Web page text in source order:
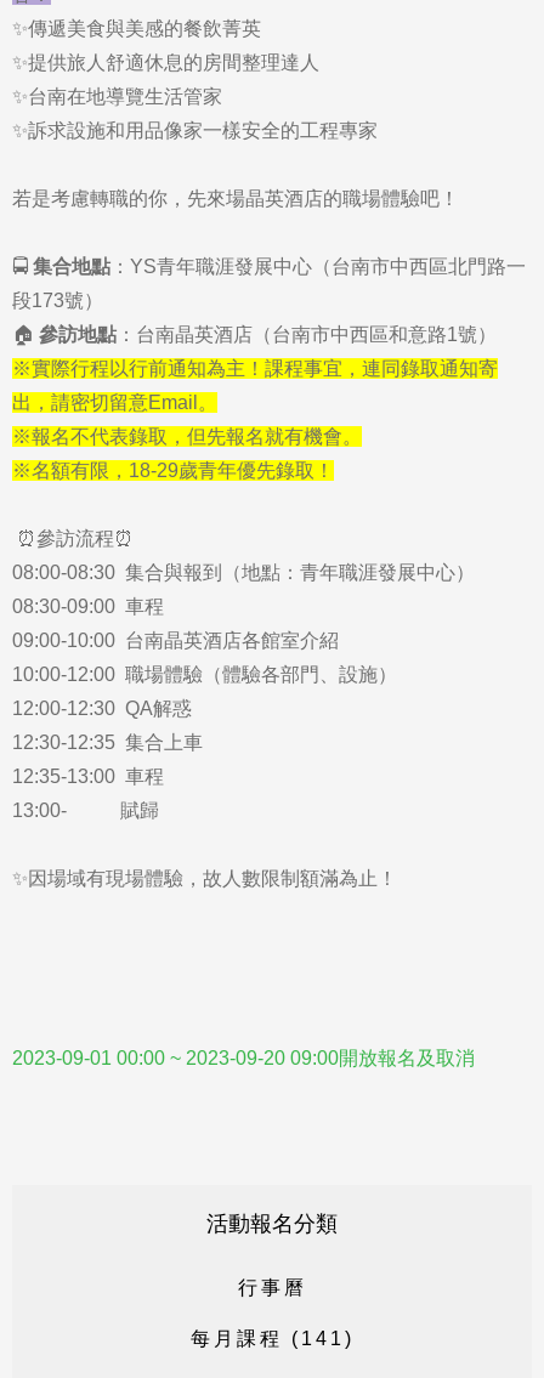
✨傳遞美食與美感的餐飲菁英
✨提供旅人舒適休息的房間整理達人
✨台南在地導覽生活管家
✨訴求設施和用品像家一樣安全的工程專家
若是考慮轉職的你，先來場晶英酒店的職場體驗吧！
🚍 集合地點 ：YS青年職涯發展中心（台南市中西區北門路一
段173號）
🏠 參訪地點 ： 台南晶英酒店（台南市中西區和意路1號）
※實際行程以行前通知為主！ 課程事宜，連同錄取通知寄
出，請密切留意Email。
※報名不代表錄取，但先報名就有機會。
※名額有限，18-29歲青年優先錄取！
⏰參訪流程⏰
08:00-08:30 集合與報到（地點：青年職涯發展中心）
08:30-09:00 車程
09:00-10:00 台南晶英酒店各館室介紹
10:00-12:00 職場體驗（體驗各部門、設施）
12:00-12:30 QA解惑
12:30-12:35 集合上車
12:35-13:00 車程
13:00- 賦歸
✨因場域有現場體驗，故人數限制額滿為止！
2023-09-01 00:00 ~ 2023-09-20 09:00開放報名及取消
活動報名分類
行事 曆
每 月 課 程 ( 1 4 1 )